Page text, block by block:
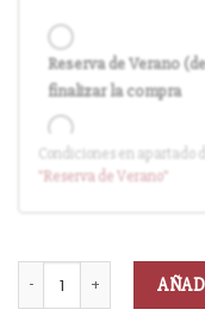
Reserva de Verano
finalizar la compra
Entrega en cuanto el
Condiciones en apartado
"Reservade Verano"